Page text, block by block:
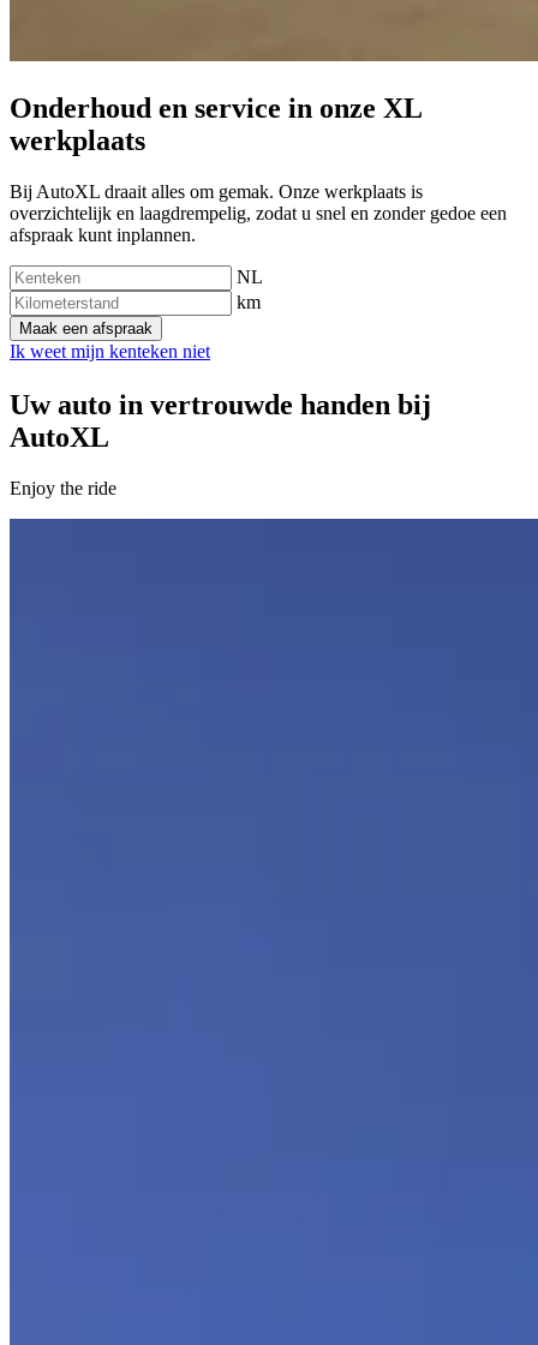
Onderhoud en service in onze XL
werkplaats
Bij AutoXL draait alles om gemak. Onze werkplaats is
overzichtelijk en laagdrempelig, zodat u snel en zonder gedoe een
afspraak kunt inplannen.
NL
km
Maak een afspraak
Ik weet mijn kenteken niet
Uw auto in vertrouwde handen bij
AutoXL
Enjoy the ride